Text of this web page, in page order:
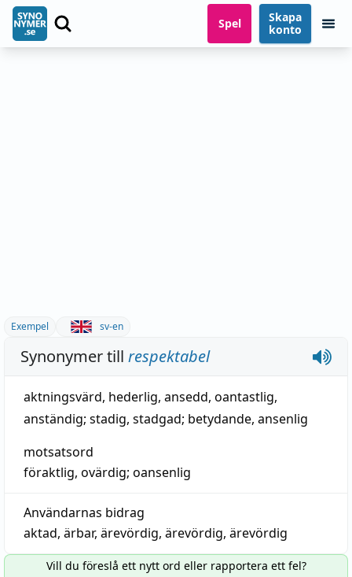
Spel
Skapa
konto
Exempel sv-en
Synonymer till respektabel
aktningsvärd, hederlig, ansedd, oantastlig,
anständig; stadig, stadgad; betydande, ansenlig
motsatsord
föraktlig, ovärdig; oansenlig
Användarnas bidrag
aktad, ärbar, ärevördig, ärevördig, ärevördig
Vill du föreslå ett nytt ord eller rapportera ett fel?